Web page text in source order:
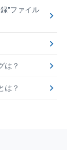
”ファイル
は？
は？